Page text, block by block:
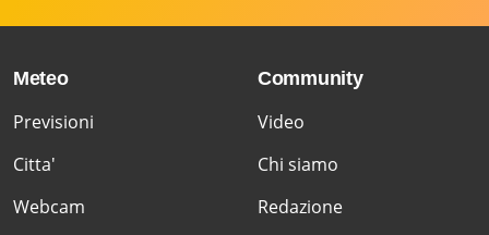
Meteo
Previsioni
Citta'
Webcam
Community
Video
Chi siamo
Redazione